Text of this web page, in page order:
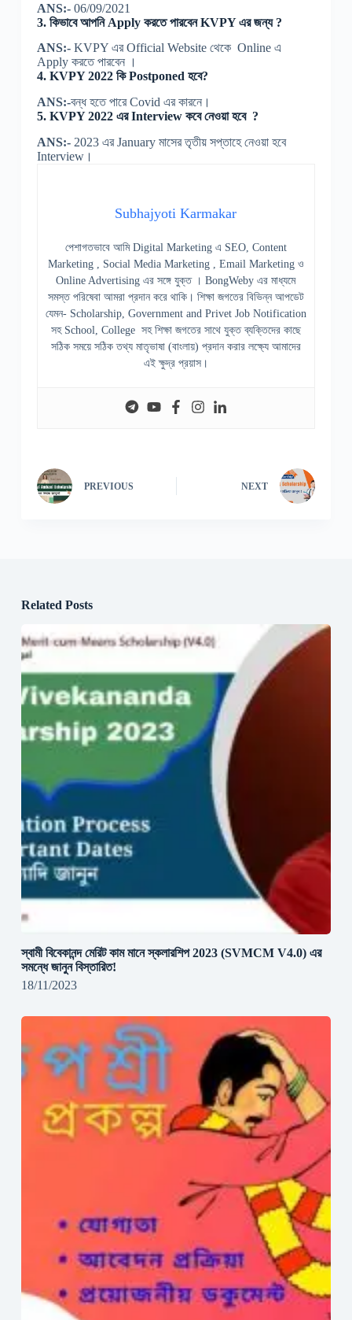
ANS:- 06/09/2021
3. কিভাবে আপনি Apply করতে পারবেন KVPY এর জন্য ?
ANS:- KVPY এর Official Website থেকে Online এ
Apply করতে পারবেন ।
4. KVPY 2022 কি Postponed হবে?
ANS:-বন্ধ হতে পারে Covid এর কারনে।
5. KVPY 2022 এর Interview কবে নেওয়া হবে ?
ANS:- 2023 এর January মাসের তৃতীয় সপ্তাহে নেওয়া হবে
Interview।
Subhajyoti Karmakar
পেশাগতভাবে আমি Digital Marketing এ SEO, Content
Marketing , Social Media Marketing , Email Marketing ও
Online Advertising এর সঙ্গে যুক্ত । BongWeby এর মাধ্যমে
সমস্ত পরিষেবা আমরা প্রদান করে থাকি। শিক্ষা জগতের বিভিন্ন আপডেট
যেমন- Scholarship, Government and Privet Job Notification
সহ School, College সহ শিক্ষা জগতের সাথে যুক্ত ব্যক্তিদের কাছে
সঠিক সময়ে সঠিক তথ্য মাতৃভাষা (বাংলায়) প্রদান করার লক্ষ্যে আমাদের
এই ক্ষুদ্র প্রয়াস।
PREVIOUS NEXT
Related Posts
স্বামী বিবেকানন্দ মেরিট কাম মানে স্কলারশিপ 2023 (SVMCM V4.0) এর
সমন্ধে জানুন বিস্তারিত!
18/11/2023